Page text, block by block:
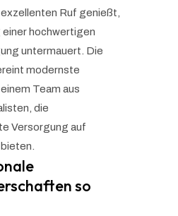
Ruf genießt,
hochwertigen
untermauert. Die
modernste
Team aus
die
Versorgung auf
so